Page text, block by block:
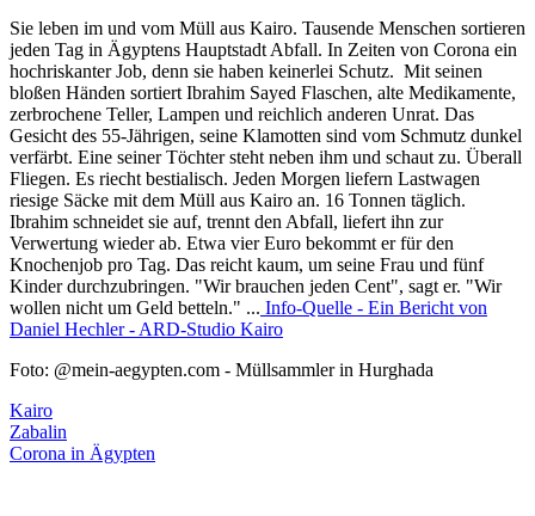
Sie leben im und vom Müll aus Kairo. Tausende Menschen sortieren
jeden Tag in Ägyptens Hauptstadt Abfall. In Zeiten von Corona ein
hochriskanter Job, denn sie haben keinerlei Schutz. Mit seinen
bloßen Händen sortiert Ibrahim Sayed Flaschen, alte Medikamente,
zerbrochene Teller, Lampen und reichlich anderen Unrat. Das
Gesicht des 55-Jährigen, seine Klamotten sind vom Schmutz dunkel
verfärbt. Eine seiner Töchter steht neben ihm und schaut zu. Überall
Fliegen. Es riecht bestialisch. Jeden Morgen liefern Lastwagen
riesige Säcke mit dem Müll aus Kairo an. 16 Tonnen täglich.
Ibrahim schneidet sie auf, trennt den Abfall, liefert ihn zur
Verwertung wieder ab. Etwa vier Euro bekommt er für den
Knochenjob pro Tag. Das reicht kaum, um seine Frau und fünf
Kinder durchzubringen. "Wir brauchen jeden Cent", sagt er. "Wir
wollen nicht um Geld betteln." ... Info-Quelle - Ein Bericht von
Daniel Hechler - ARD-Studio Kairo
Foto: @mein-aegypten.com - Müllsammler in Hurghada
Kairo
Zabalin
Corona in Ägypten